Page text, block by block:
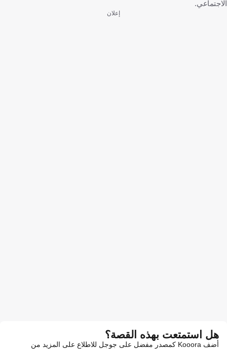
الاجتماعي.
إعلان
هل استمتعت بهذه القصة؟
أضف Kooora كمصدر مفضل على جوجل للاطلاع على المزيد من